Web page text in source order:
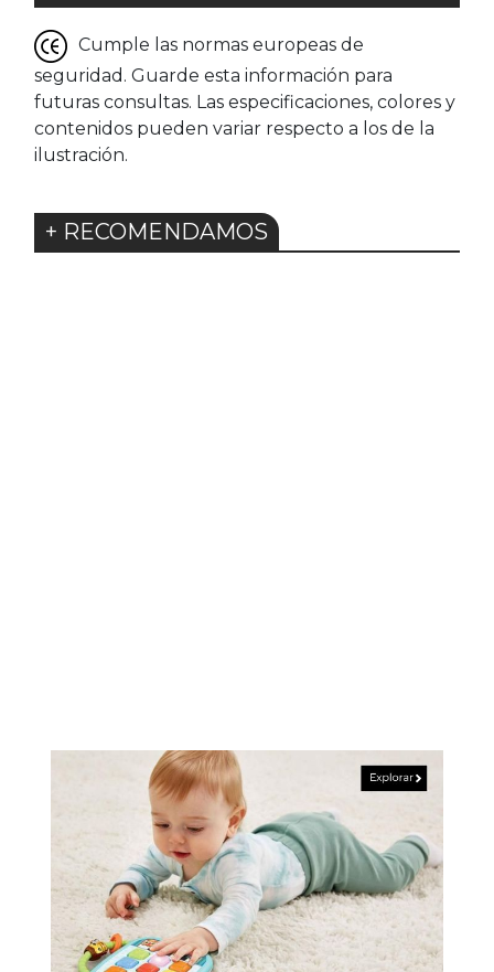
Cumple las normas europeas de
seguridad. Guarde esta información para
futuras consultas. Las especificaciones, colores y
contenidos pueden variar respecto a los de la
ilustración.
+ RECOMENDAMOS